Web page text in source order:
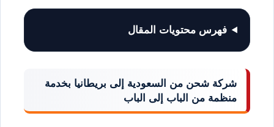
فهرس محتويات المقال
شركة شحن من السعودية إلى بريطانيا بخدمة
منظمة من الباب إلى الباب